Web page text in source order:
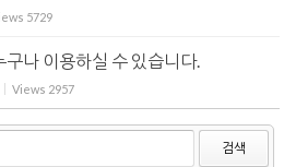
5729
나 이용하실 수 있습니다.
Views 2957
검색